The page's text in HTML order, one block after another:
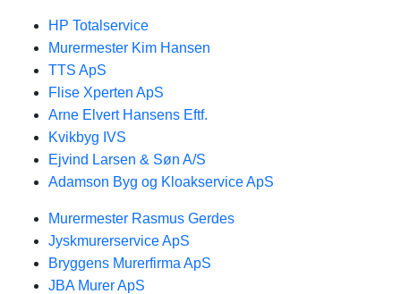
HP Totalservice
Murermester Kim Hansen
TTS ApS
Flise Xperten ApS
Arne Elvert Hansens Eftf.
Kvikbyg IVS
Ejvind Larsen & Søn A/S
Adamson Byg og Kloakservice ApS
Murermester Rasmus Gerdes
Jyskmurerservice ApS
Bryggens Murerfirma ApS
JBA Murer ApS